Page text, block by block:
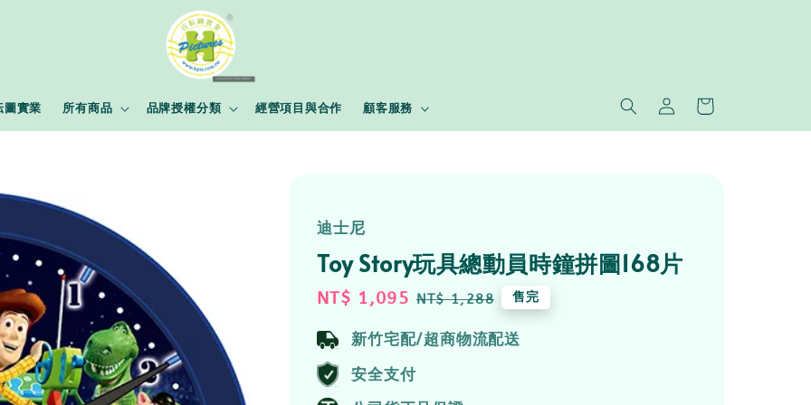
圖實業 所有商品 品牌授權分類 經營項目與合作 顧客服務
迪士尼
Toy Story玩具總動員時鐘拼圖168片
Sale
NT$ 1,095 Regular
NT$ 1,288 售完
新竹宅配/超商物流配送
安全支付